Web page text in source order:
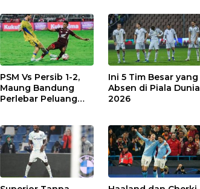
PSM Vs Persib 1-2,
Maung Bandung
Perlebar Peluang
Ini 5 Tim Besar yang
Absen di Piala Dunia
2026